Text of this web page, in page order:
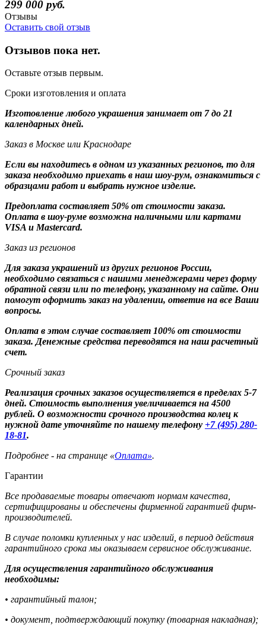
299 000 руб.
Отзывы
Оставить свой отзыв
Отзывов пока нет.
Оставьте отзыв первым.
Сроки изготовления и оплата
Изготовление любого украшения занимает от 7 до 21
календарных дней.
Заказ в Москве или Краснодаре
Если вы находитесь в одном из указанных регионов, то для
заказа необходимо приехать в наш шоу-рум, ознакомиться с
образцами работ и выбрать нужное изделие.
Предоплата составляет 50% от стоимости заказа.
Оплата в шоу-руме возможна наличными или картами
VISA и Mastercard.
Заказ из регионов
Для заказа украшений из других регионов России,
необходимо связаться с нашими менеджерами через форму
обратной связи или по телефону, указанному на сайте. Они
помогут оформить заказ на удалении, ответив на все Ваши
вопросы.
Оплата в этом случае составляет 100% от стоимости
заказа. Денежные средства переводятся на наш расчетный
счет.
Срочный заказ
Реализация срочных заказов осуществляется в пределах 5-7
дней. Стоимость выполнения увеличивается на 4500
рублей. О возможности срочного производства колец к
нужной дате уточняйте по нашему телефону +7 (495) 280-
18-81.
Подробнее - на странице «Оплата».
Гарантии
Все продаваемые товары отвечают нормам качества,
сертифицированы и обеспечены фирменной гарантией фирм-
производителей.
В случае поломки купленных у нас изделий, в период действия
гарантийного срока мы оказываем сервисное обслуживание.
Для осуществления гарантийного обслуживания
необходимы:
• гарантийный талон;
• документ, подтверждающий покупку (товарная накладная);